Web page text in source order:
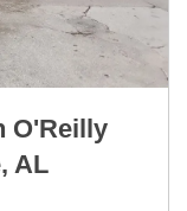
O'Reilly
AL